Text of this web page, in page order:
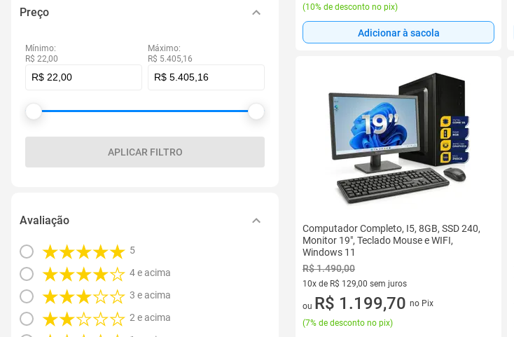
Preço
Mínimo:
R$ 22,00
Máximo:
R$ 5.405,16
APLICAR FILTRO
Avaliação
5
4 e acima
3 e acima
2 e acima
(10% de desconto no pix)
Adicionar à sacola
Computador Completo, I5, 8GB, SSD 240,
Monitor 19", Teclado Mouse e WIFI,
Windows 11
R$ 1.490,00
10x de R$ 129,00 sem juros
10 vez de R$ 129,00 sem juros
ou R$ 1.199,70 no Pix
(7% de desconto no pix)